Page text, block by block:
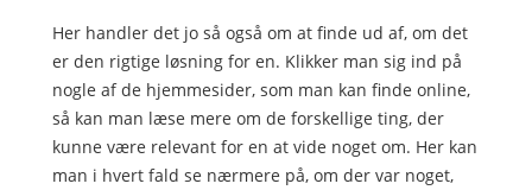
Her handler det jo så også om at finde ud af, om det
er den rigtige løsning for en. Klikker man sig ind på
nogle af de hjemmesider, som man kan finde online,
så kan man læse mere om de forskellige ting, der
kunne være relevant for en at vide noget om. Her kan
man i hvert fald se nærmere på, om der var noget,